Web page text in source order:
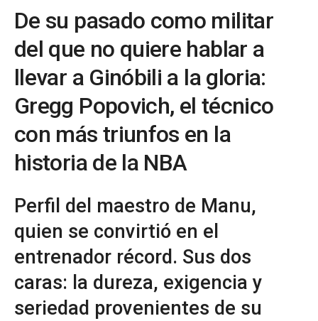
De su pasado como militar
del que no quiere hablar a
llevar a Ginóbili a la gloria:
Gregg Popovich, el técnico
con más triunfos en la
historia de la NBA
Perfil del maestro de Manu,
quien se convirtió en el
entrenador récord. Sus dos
caras: la dureza, exigencia y
seriedad provenientes de su